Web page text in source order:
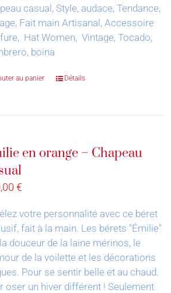
casual, Style, audace, Tendance,
Fait main Artisanal, Accessoire
Hat Women, Vintage, Tocado,
boina
au panier Détails
en orange – Chapeau
€
votre personnalité avec ce béret
fait à la main. Les bérets "Émilie"
douceur de la laine mérinos, le
de la voilette et les décorations
Pour se sentir belle et au chaud.
oser un hiver différent ! Seulement